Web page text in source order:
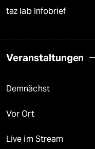
taz lab Infobrief
Veranstaltungen
Demnächst
Vor Ort
Live im Stream